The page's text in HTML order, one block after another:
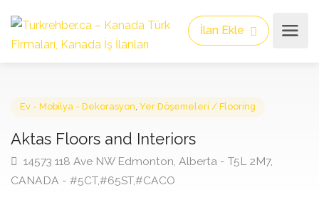
İlan Ekle
Aktas Floors and Interiors
14573 118 Ave NW Edmonton, Alberta - T5L 2M7,